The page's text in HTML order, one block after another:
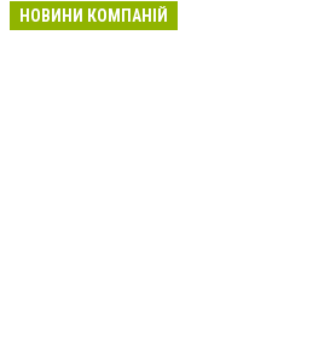
НОВИНИ КОМПАНІЙ